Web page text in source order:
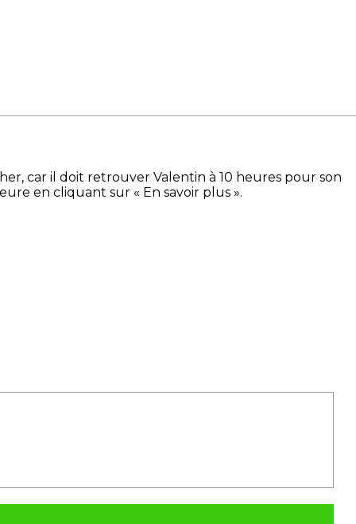
car il doit retrouver Valentin à 10 heures pour son
en cliquant sur « En savoir plus ».